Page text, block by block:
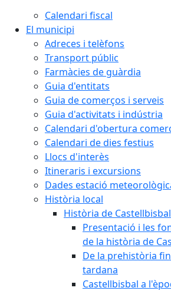
Calendari fiscal
El municipi
Adreces i telèfons
Transport públic
Farmàcies de guàrdia
Guia d'entitats
Guia de comerços i serveis
Guia d'activitats i indústria
Calendari d'obertura
Calendari de dies festius
Llocs d'interès
Itineraris i excursions
Dades estació
Història local
Història de Castellbisbal
Presentació i les
de la història de
De la prehistòria
tardana
Castellbisbal a